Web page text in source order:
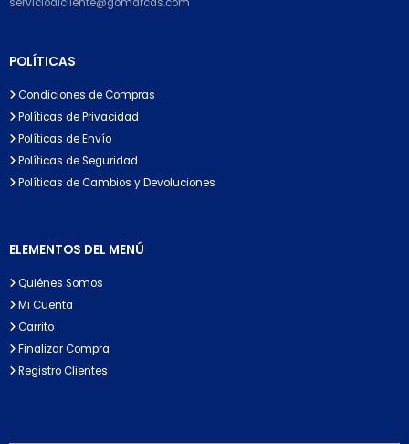
POLÍTICAS
Condiciones de Compras
Políticas de Privacidad
Políticas de Envío
Políticas de Seguridad
Políticas de Cambios y Devoluciones
ELEMENTOS DEL MENÚ
Quiénes Somos
Mi Cuenta
Carrito
Finalizar Compra
Registro Clientes